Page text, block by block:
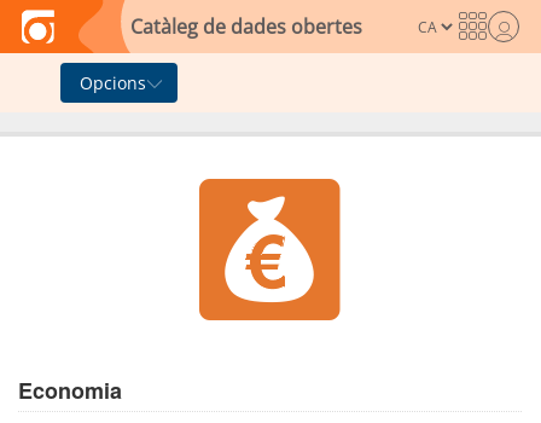
Skip to main content
Catàleg de dades obertes
Opcions
Economia